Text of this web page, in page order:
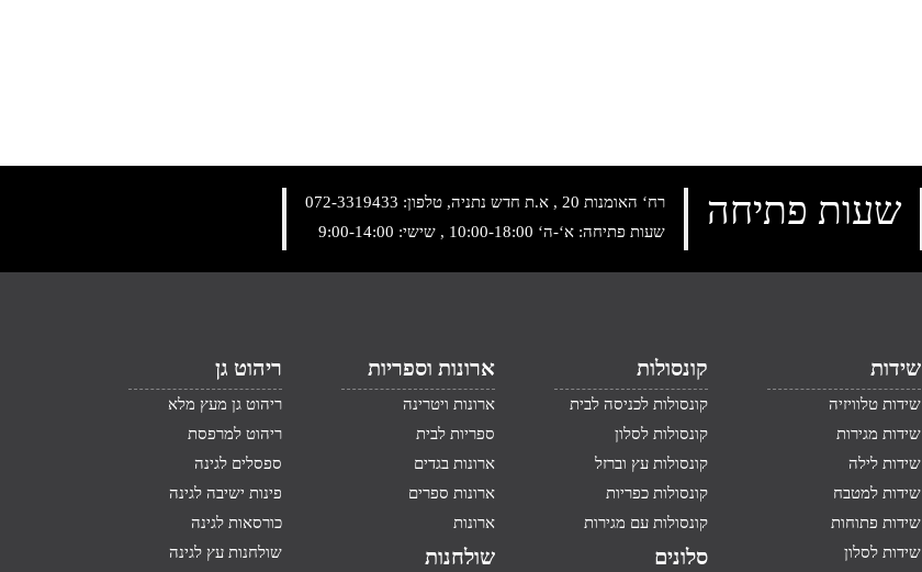
רח‘ האומנות 20 , א.ת חדש נתניה, טלפון:
072-3319433
שעות פתיחה: א‘-ה‘ 10:00-18:00 , שישי: 9:00-14:00
שעות פתיחה
שידות
שידות טלוויזיה
שידות מגירות
שידות לילה
שידות למטבח
שידות פתוחות
שידות לסלון
קונסולות
קונסולות לכניסה לבית
קונסולות לסלון
קונסולות עץ וברזל
קונסולות כפריות
קונסולות עם מגירות
סלונים
ארונות וספריות
ארונות ויטרינה
ספריות לבית
ארונות בגדים
ארונות ספרים
ארונות
שולחנות
ריהוט גן
ריהוט גן מעץ מלא
ריהוט למרפסת
ספסלים לגינה
פינות ישיבה לגינה
כורסאות לגינה
שולחנות עץ לגינה